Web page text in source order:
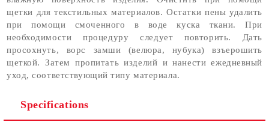
щетки для текстильных материалов. Остатки пены удалить
при помощи смоченного в воде куска ткани. При
необходимости процедуру следует повторить. Дать
просохнуть, ворс замши (велюра, нубука) взъерошить
щеткой. Затем пропитать изделий и нанести ежедневный
уход, соответствующий типу материала.
Specifications